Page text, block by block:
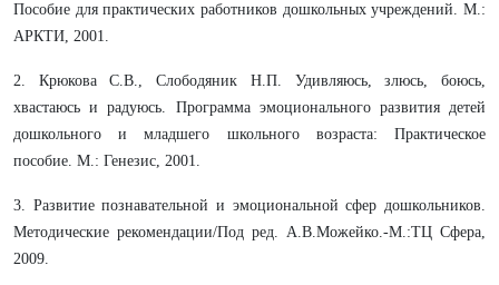
Пособие для практических работников дошкольных учреждений. М.:
АРКТИ, 2001.
2. Крюкова С.В., Слободяник Н.П. Удивляюсь, злюсь, боюсь,
хвастаюсь и радуюсь. Программа эмоционального развития детей
дошкольного и младшего школьного возраста: Практическое
пособие. М.: Генезис, 2001.
3. Развитие познавательной и эмоциональной сфер дошкольников.
Методические рекомендации/Под ред. А.В.Можейко.-М.:ТЦ Сфера,
2009.